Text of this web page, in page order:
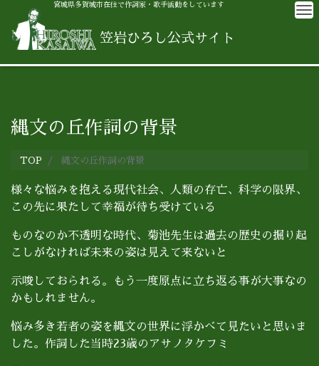
宮城県多賀城市在住で作詞家・歌手活動をしています
笠岩ひろし公式サイト
縄文の丘作詞の背景
TOP 縄文の丘作詞の背景
様々な悩みを抱える現代社会、人類の存亡、科学の限界、
この先に果たして幸福が待ち受けている
ものなのか不透明な時代、菊池先生は過去の歴史の掘り起
こしがなければ未来の姿は見えて来ないと
示唆しておられる。もう一度原点に立ち返る事が大事なの
かもしれません。
悩み多き若者の姿を縄文の世界に浮かべて見たいと思いま
した。作詞した当時23歳のアサノタケフミ